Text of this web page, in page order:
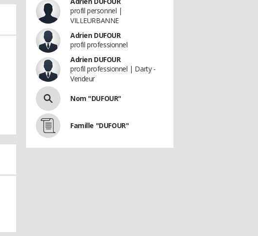
profil personnel |
VILLEURBANNE
Adrien DUFOUR
profil professionnel
Adrien DUFOUR
profil professionnel | Darty -
Vendeur
Nom "DUFOUR"
Famille "DUFOUR"